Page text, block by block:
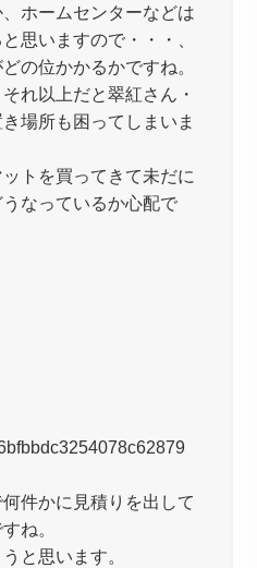
ホームセンターなどは
思いますので・・・、
の位かかるかですね。
れ以上だと翠紅さん・
場所も困ってしまいま
トを買ってきて未だに
なっているか心配で
件かに見積りを出して
ね。
と思います。